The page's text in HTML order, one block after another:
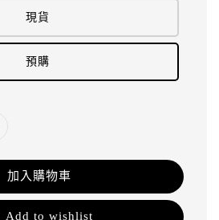
現貨
預購
加入購物車
Add to wishlist